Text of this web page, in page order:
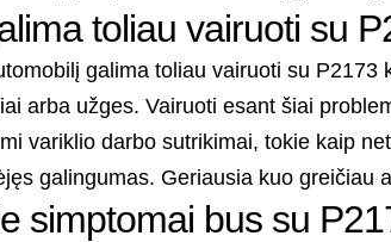
toliau vairuoti su
galima toliau vairuoti su
arba užges. Vairuoti esant šiai
variklio darbo sutrikimai, tokie kaip
galingumas. Geriausia kuo greičiau
simptomai bus su